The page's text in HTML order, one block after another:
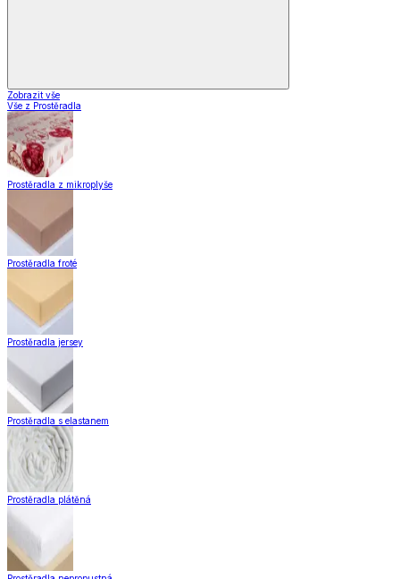
Zobrazit vše
Vše z Prostěradla
Prostěradla z mikroplyše
Prostěradla froté
Prostěradla jersey
Prostěradla s elastanem
Prostěradla plátěná